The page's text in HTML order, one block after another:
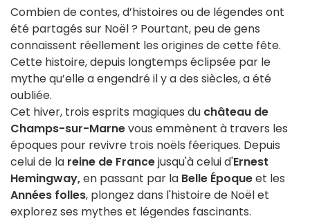
Combien de contes, d’histoires ou de légendes ont
été partagés sur Noël ? Pourtant, peu de gens
connaissent réellement les origines de cette fête.
Cette histoire, depuis longtemps éclipsée par le
mythe qu’elle a engendré il y a des siècles, a été
oubliée.
Cet hiver, trois esprits magiques du château de
Champs-sur-Marnevous emmènent à travers les
époques pour revivre trois noëls féeriques. Depuis
celui de la reine de Francejusqu'à celui d'Ernest
Hemingway,en passant par la Belle Époqueet les
Années folles, plongez dans l'histoire de Noël et
explorez ses mythes et légendes fascinants.